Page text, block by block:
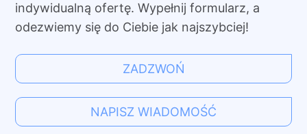
indywidualną ofertę. Wypełnij formularz, a
odezwiemy się do Ciebie jak najszybciej!
ZADZWOŃ
NAPISZ WIADOMOŚĆ